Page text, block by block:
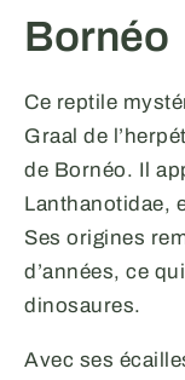
Bornéo
Ce reptile
Graal de
de Bornéo. Il
Lanthanotidae,
Ses origines
d’années, ce
dinosaures.
Avec ses